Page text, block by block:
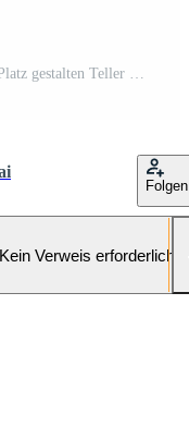
blind Mann und Hund Zeichen auf Gelb Platz gestalten Teller hängend auf gemalt schwarz Metall Tür von Scham Park. neben Sicht. Pro Foto
Folgen
Verweis erforderlich